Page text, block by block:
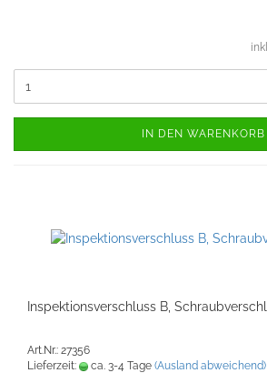
IN DEN WARENKORB
Inspektionsverschluss B,
Art.Nr.: 27356
Lieferzeit:
ca. 3-4 Tage (Ausland abweichend)